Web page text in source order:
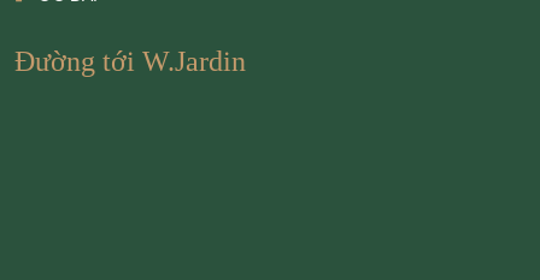
Đường tới W.Jardin